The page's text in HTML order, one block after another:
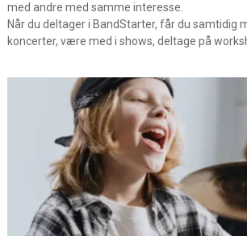
med andre med samme interesse.
Når du deltager i BandStarter, får du samtidig
koncerter, være med i shows, deltage på